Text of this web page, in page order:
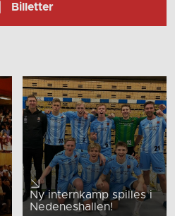
Billetter
Ny internkamp spilles i
Nedeneshallen!